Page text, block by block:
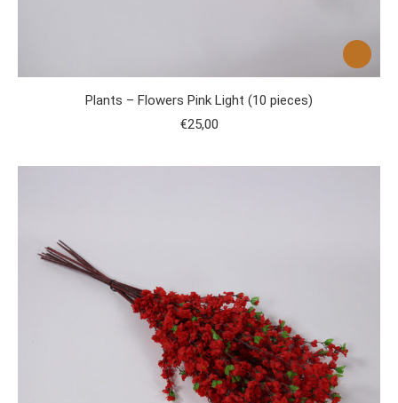
Plants – Flowers Pink Light (10 pieces)
€25,00